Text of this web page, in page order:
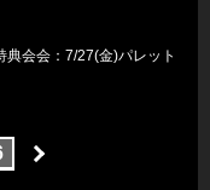
典会会：7/27(金)パレット